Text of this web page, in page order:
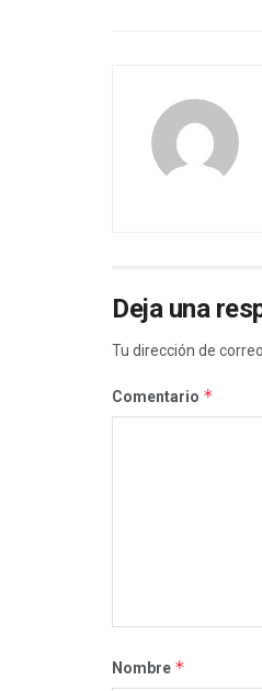
Deja una
Tu dirección de
Comentario *
Nombre *